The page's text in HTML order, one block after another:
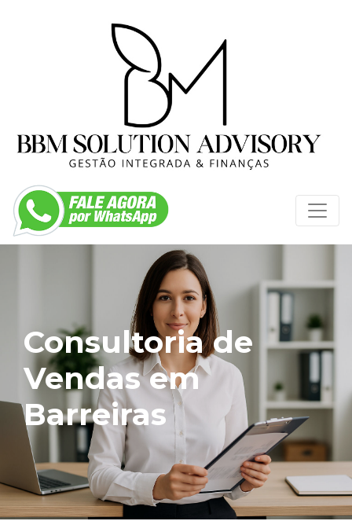
Consultoria de
Vendas em
Barreiras